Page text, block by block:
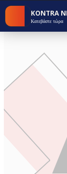
KONTRA
Κατεβάστε τώρα